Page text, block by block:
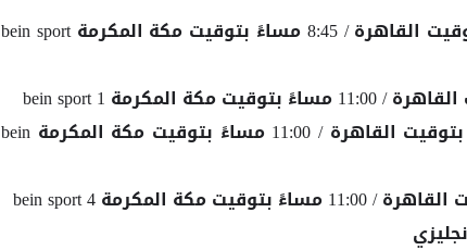
كلوب بروج ضد أتالانتا 7:45 مساءً بتوقيت القاهرة / 8:45 مساءً بتوقيت مكة المكرمة bein sport
سيلتك ضد بايرن ميونخ 10:00 مساءً بتوقيت القاهرة / 11:00 مساءً بتوقيت مكة المكرمة bein